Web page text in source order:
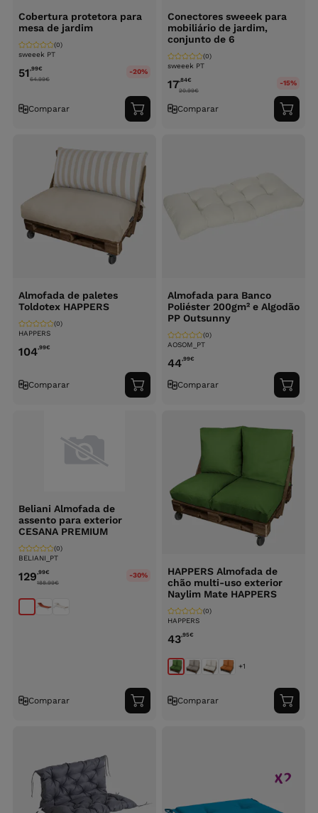
Cobertura protetora para
mesa de jardim
sweeek PT
(0)
51,99€
64.99€
-20%
Comparar
Adicionar
ao
Conectores sweeek para
mobiliário de jardim,
conjunto de 6
sweeek PT
(0)
17,84€
20.99€
-15%
Comparar
ao
Almofada de paletes
Toldotex HAPPERS
HAPPERS
(0)
104,99€
Comparar
Adicionar
ao
Almofada para Banco
Poliéster 200gm² e Algodão
PP Outsunny
AOSOM_PT
(0)
44,99€
Comparar
ao
Beliani Almofada de
assento para exterior
CESANA PREMIUM
BELIANI_PT
(0)
129 ,99€
188.99€
-30%
Comparar
Adicionar
ao
HAPPERS Almofada de
chão multi-uso exterior
Naylim Mate HAPPERS
HAPPERS
(0)
43,95€
+1
Comparar
ao